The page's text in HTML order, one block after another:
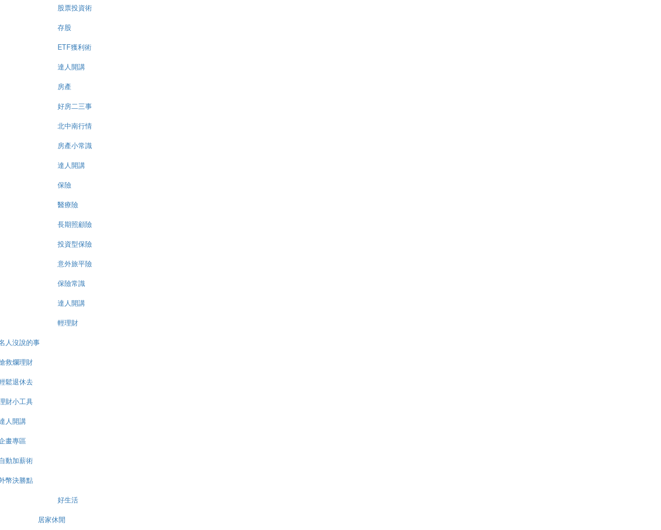
股票投資術
存股
ETF獲利術
達人開講
房產
好房二三事
北中南行情
房產小常識
達人開講
保險
醫療險
長期照顧險
投資型保險
意外旅平險
保險常識
達人開講
輕理財
人沒說的事
救爛理財
鬆退休去
財小工具
人開講
畫專區
動加薪術
幣決勝點
好生活
居家休閒